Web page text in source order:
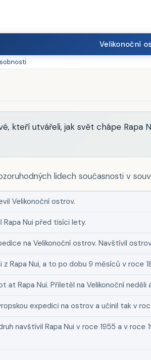
Velikonoční
kteří utvářeli, jak svět chápe
lidech současnosti v
Velikonoční ostrov.
Rapa Nui před tisíci lety.
na Velikonoční ostrov. Navštívil
z Rapa Nui, a to po dobu 9 měsíců v roce
Rapa Nui. Přiletěl na Velikonoční neděli
expedici na ostrov a učinil tak v
navštívil Rapa Nui v roce 1955 a v